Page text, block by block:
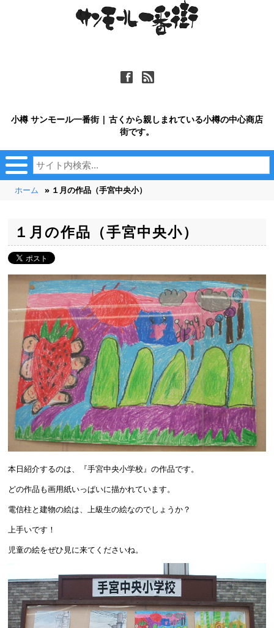
ä ñ
小樽 サンモール一番街 | 古くから親しまれている小樽の中心商店
街です。
ホーム » １月の作品（手宮中央小）
１月の作品（手宮中央小）
本日紹介するのは、『手宮中央小学校』の作品です。
どの作品も画用紙いっぱいに描かれています。
電信柱と建物の絵は、上級生の絵なのでしょうか？
上手いです！
児童の絵をぜひ見に来てくださいね。